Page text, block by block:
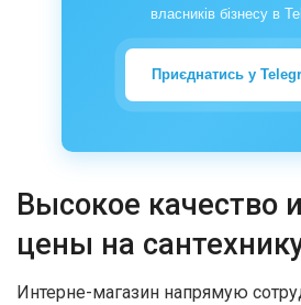
власників бізнесу в
Приєднатись у
Высокое качество
цены на
Интерне-магазин напрямую